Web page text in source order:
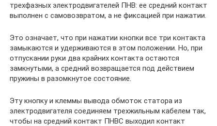
трехфазных электродвигателей ПНВ: ее средний контакт
выполнен с самовозвратом, а не фиксацией при нажатии.
Это означает, что при нажатии кнопки все три контакта
замыкаются и удерживаются в этом положении. Но, при
отпускании руки два крайних контакта остаются
замкнутыми, а средний возвращается под действием
пружины в разомкнутое состояние.
Эту кнопку и клеммы вывода обмоток статора из
электродвигателя соединяем трехжильным кабелем так,
чтобы на средний контакт ПНВС выходил контакт